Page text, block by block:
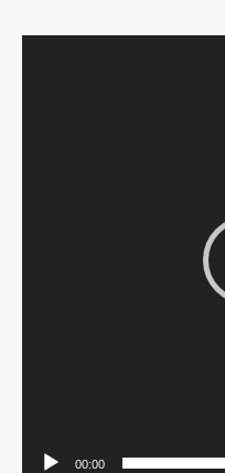
00:00